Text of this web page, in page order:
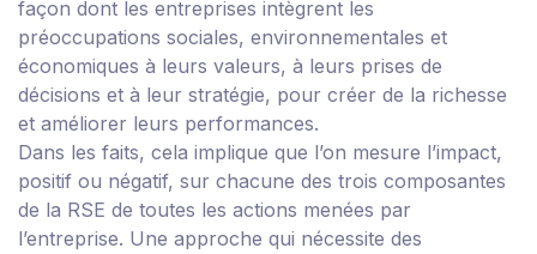
façon dont les entreprises intègrent les
préoccupations sociales, environnementales et
économiques à leurs valeurs, à leurs prises de
décisions et à leur stratégie, pour créer de la richesse
et améliorer leurs performances.
Dans les faits, cela implique que l’on mesure l’impact,
positif ou négatif, sur chacune des trois composantes
de la RSE de toutes les actions menées par
l’entreprise. Une approche qui nécessite des